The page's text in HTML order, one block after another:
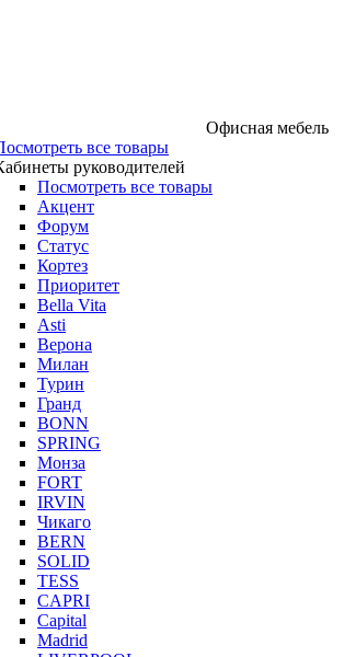
Офисная мебель
все товары
руководителей
Посмотреть все товары
Акцент
Форум
Статус
Кортез
Приоритет
Bella Vita
Asti
Верона
Милан
Турин
Гранд
BONN
SPRING
Монза
FORT
IRVIN
Чикаго
BERN
SOLID
TESS
CAPRI
Capital
Madrid